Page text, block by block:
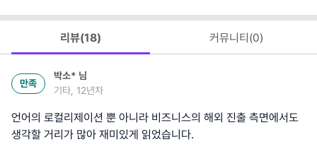
리뷰(18) 커뮤니티(0)
만족
박소* 님
기타, 12년차
언어의 로컬리제이션 뿐 아니라 비즈니스의 해외 진출 측면에서도
생각할 거리가 많아 재미있게 읽었습니다.